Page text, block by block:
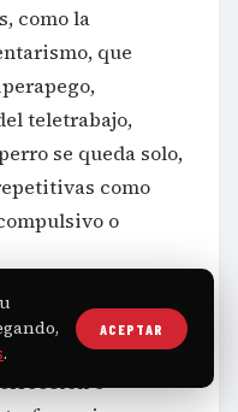
como la
que
teletrabajo,
se queda solo,
como
o
la ausencia de
en muchos
o
.
ACEPTAR